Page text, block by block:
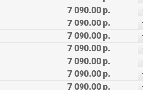
7 090.00 р.
7 090.00 р.
7 090.00 р.
7 090.00 р.
7 090.00 р.
7 090.00 р.
7 090.00 р.